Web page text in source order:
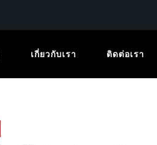
เกี่ยวกับเรา ติดต่อเรา